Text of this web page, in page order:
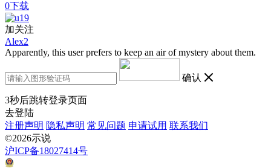
0下载
加关注
Alex2
Apparently, this user prefers to keep an air of mystery about them.
确认
3秒后跳转登录页面
去登陆
注册声明 隐私声明 常见问题 申请试用 联系我们
©2026示说
沪ICP备18027414号